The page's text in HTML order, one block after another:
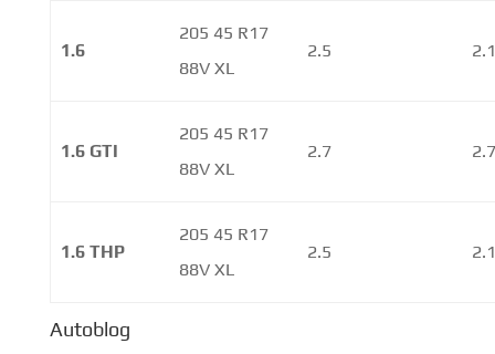
1.6
205 45 R17
88V XL
2.5
1.6 GTI
205 45 R17
88V XL
2.7
1.6 THP
205 45 R17
88V XL
2.5
Autoblog